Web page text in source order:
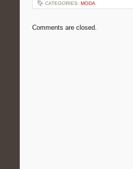
CATEGORIES: MODA
Comments are closed.